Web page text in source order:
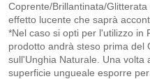
Coprente/Brillantinata/
effetto lucente che saprà
*Nel caso si opti per l'utilizzo in
prodotto andrà steso prima del
sull'Unghia Naturale. Una volta
superficie ungueale esporre